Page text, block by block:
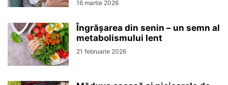
16 martie 2026
Îngrășarea din senin – un semn al
metabolismului lent
21 februarie 2026